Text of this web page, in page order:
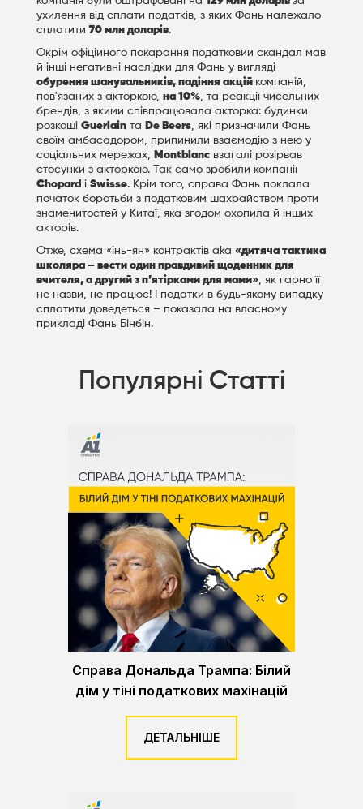
ухилення від сплати податків, з яких Фань належало
сплатити70 млн доларів.
Окрім офіційного покарання податковий скандал мав
й інші негативні наслідки для Фань у вигляді
обурення шанувальників, падіння акцій компаній,
пов'язаних з акторкою, на 10%, та реакції чисельних
брендів, з якими співпрацювала акторка: будинки
розкоші Guerlainта De Beers, які призначили Фань
своїм амбасадором, припинили взаємодію з нею у
соціальних мережах, Montblancвзагалі розірвав
стосунки з акторкою. Так само зробили компанії
Chopard і Swisse. Крім того, справа Фань поклала
початок боротьби з податковим шахрайством проти
знаменитостей у Китаї, яка згодом охопила й інших
акторів.
Отже, схема «інь-ян» контрактів aka «дитяча тактика
школяра – вести один правдивий щоденник для
вчителя, а другий з п’ятірками для мами», як гарно її
не назви, не працює! І податки в будь-якому випадку
сплатити доведеться – показала на власному
прикладі Фань Бінбін.
Популярні Статті
Справа Дональда Трампа: Білий
дім у тіні податкових махінацій
ДЕТАЛЬНІШЕ